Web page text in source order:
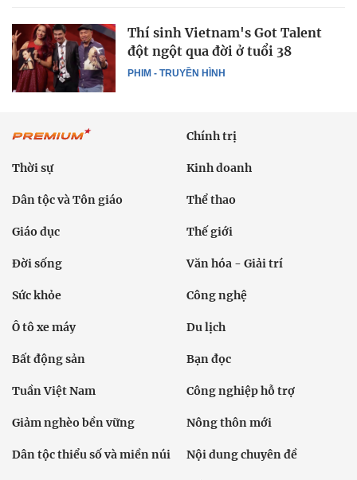
PHIM - TRUYỀN HÌNH
Thí sinh Vietnam's Got Talent
đột ngột qua đời ở tuổi 38
Chính trị
Thời sự Kinh doanh
Dân tộc và Tôn giáo Thể thao
Giáo dục Thế giới
Đời sống Văn hóa - Giải trí
Sức khỏe Công nghệ
Ô tô xe máy Du lịch
Bất động sản Bạn đọc
Tuần Việt Nam Công nghiệp hỗ trợ
Giảm nghèo bền vững Nông thôn mới
Dân tộc thiểu số và miền núi Nội dung chuyên đề